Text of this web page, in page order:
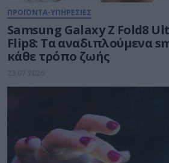
ΠΡΟΪΟΝΤΑ-ΥΠΗΡΕΣΙΕΣ
Samsung Galaxy Z Fold8
Flip8: Τα αναδιπλούμενα
κάθε τρόπο ζωής
23.07.2026